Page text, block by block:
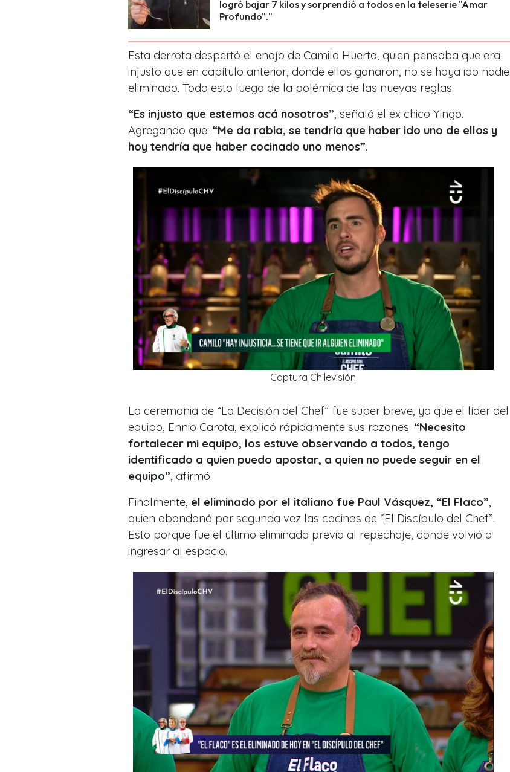
logró bajar 7 kilos y sorprendió a todos en la teleserie "Amar
Profundo"."
Esta derrota despertó el enojo de Camilo Huerta, quien pensaba que era
injusto que en capítulo anterior, donde ellos ganaron, no se haya ido nadie
eliminado. Todo esto luego de la polémica de las nuevas reglas.
“Es injusto que estemos acá nosotros” , señaló el ex chico Yingo.
Agregando que: “Me da rabia, se tendría que haber ido uno de ellos y
hoy tendría que haber cocinado uno menos”.
Captura Chilevisión
La ceremonia de “La Decisión del Chef” fue super breve, ya que el líder del
equipo, Ennio Carota, explicó rápidamente sus razones. “Necesito
fortalecer mi equipo, los estuve observando a todos, tengo
identificado a quien puedo apostar, a quien no puede seguir en el
equipo”, afirmó.
Finalmente, el eliminado por el italiano fue Paul Vásquez, “El Flaco”,
quien abandonó por segunda vez las cocinas de “El Discípulo del Chef”.
Esto porque fue el último eliminado previo al repechaje, donde volvió a
ingresar al espacio.